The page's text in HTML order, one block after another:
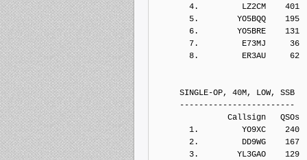
4.         LZ2CM    401
5.        YO5BQQ    195
6.        YO5BRE    131
7.         E73MJ     36
8.         ER3AU     62
SINGLE-OP, 40M, LOW, SSB
------------------------
Callsign   QSOs  Points
1.         YO9XC    240
2.         DD9WG    167
3.        YL3GAO    129